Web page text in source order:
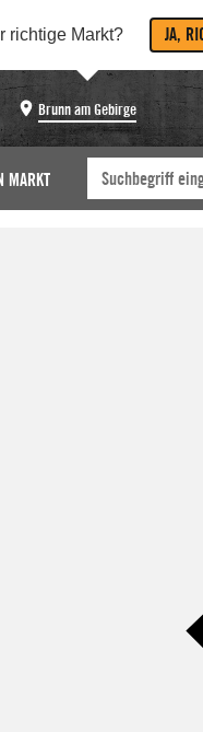
richtige Markt? JA,
Brunn am Gebirge
MARKT